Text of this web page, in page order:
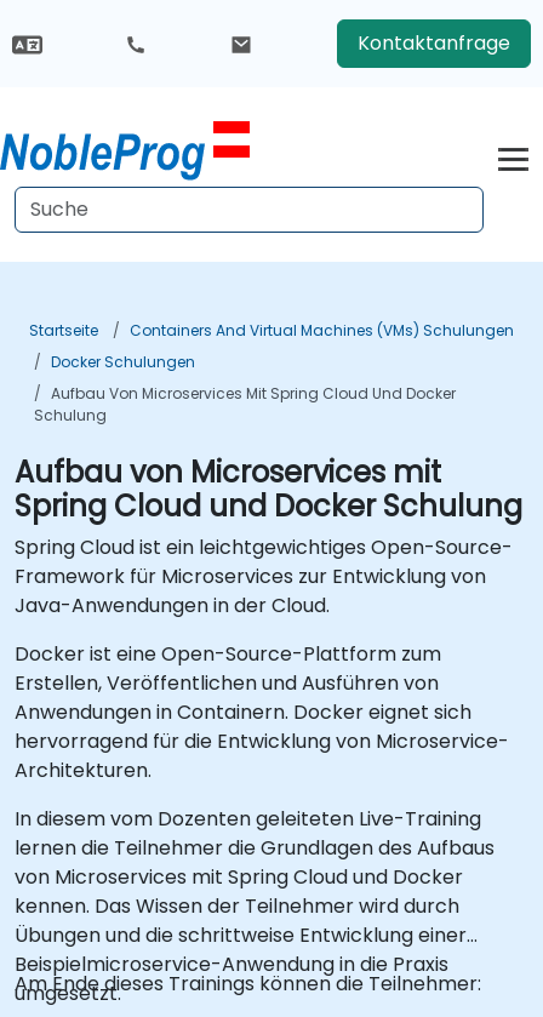
Kontaktanfrage
Startseite
Containers And Virtual Machines (VMs) Schulungen
Docker Schulungen
Aufbau Von Microservices Mit Spring Cloud Und Docker
Schulung
Aufbau von Microservices mit
Spring Cloud und Docker Schulung
Spring Cloud ist ein leichtgewichtiges Open-Source-
Framework für Microservices zur Entwicklung von
Java-Anwendungen in der Cloud.
Docker ist eine Open-Source-Plattform zum
Erstellen, Veröffentlichen und Ausführen von
Anwendungen in Containern. Docker eignet sich
hervorragend für die Entwicklung von Microservice-
Architekturen.
In diesem vom Dozenten geleiteten Live-Training
lernen die Teilnehmer die Grundlagen des Aufbaus
von Microservices mit Spring Cloud und Docker
kennen. Das Wissen der Teilnehmer wird durch
Übungen und die schrittweise Entwicklung einer
Beispielmicroservice-Anwendung in die Praxis
umgesetzt.
Am Ende dieses Trainings können die Teilnehmer: